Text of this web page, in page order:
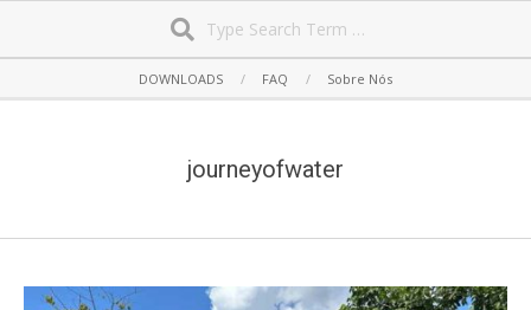
Navigation
DOWNLOADS FAQ Sobre Nós
journeyofwater